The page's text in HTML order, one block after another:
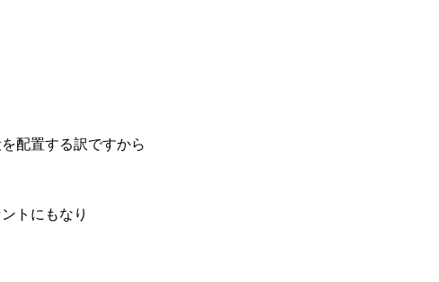
配置する訳ですから
トにもなり